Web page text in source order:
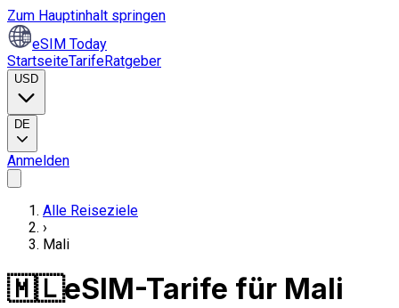
Zum Hauptinhalt springen
eSIM Today
StartseiteTarifeRatgeber
USD
DE
Anmelden
Alle Reiseziele
›
Mali
🇲🇱eSIM-Tarife für Mali